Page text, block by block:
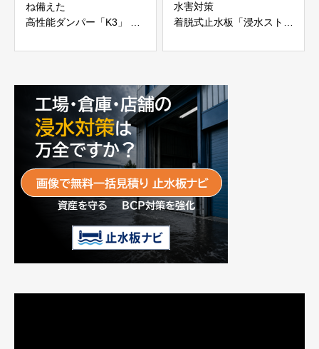
ね備えた
高性能ダンパー「K3」 富
水害対策
着脱式止水板「浸水ストッ
富士工業株式会社